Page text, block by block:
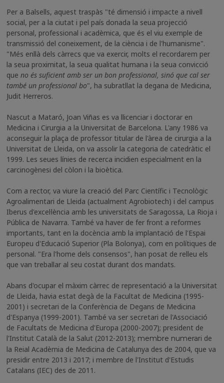
Per a Balsells, aquest traspàs "té dimensió i impacte a nivell
social, per a la ciutat i pel país donada la seua projecció
personal, professional i acadèmica, que és el viu exemple de
transmissió del coneixement, de la ciència i de l'humanisme".
"Més enllà dels càrrecs que va exercir, molts el recordarem per
la seua proximitat, la seua qualitat humana i la seua convicció
queno és suficient amb ser un bon professional, sinó que cal ser
també un professional bo", ha subratllat la degana de Medicina,
Judit Herreros.
Nascut a Mataró, Joan Viñas es va llicenciar i doctorar en
Medicina i Cirurgia a la Universitat de Barcelona. L'any 1986 va
aconseguir la plaça de professor titular de l'àrea de cirurgia a la
Universitat de Lleida, on va assolir la categoria de catedràtic el
1999. Les seues línies de recerca incidien especialment en la
carcinogènesi del còlon i la bioètica.
Com a rector, va viure la creació del Parc Científic i Tecnològic
Agroalimentari de Lleida (actualment Agrobiotech) i del campus
Iberus d'excel·lència amb les universitats de Saragossa, La Rioja i
Pública de Navarra. També va haver de fer front a reformes
importants, tant en la docència amb la implantació de l'Espai
Europeu d'Educació Superior (Pla Bolonya), com en polítiques de
personal. "Era l'home dels consensos", han posat de relleu els
que van treballar al seu costat durant dos mandats.
Abans d'ocupar el màxim càrrec de representació a la Universitat
de Lleida, havia estat degà de la Facultat de Medicina (1995-
2001) i secretari de la Conferència de Degans de Medicina
d'Espanya (1999-2001). També va ser secretari de l'Associació
de Facultats de Medicina d'Europa (2000-2007); president de
l'Institut Català de la Salut (2012-2013); membre numerari de
la Reial Acadèmia de Medicina de Catalunya des de 2004, que va
presidir entre 2013 i 2017; i membre de l'Institut d'Estudis
Catalans (IEC) des de 2011.